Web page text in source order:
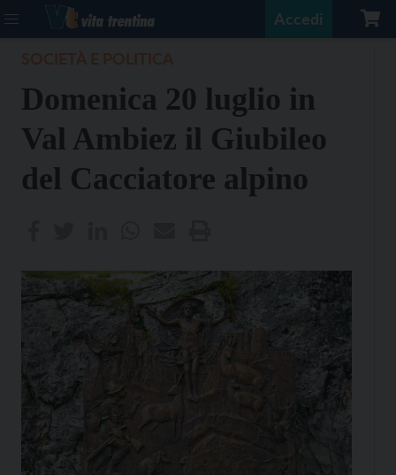
Accedi
Domenica 20 luglio in
Val Ambiez il Giubileo
del Cacciatore alpino